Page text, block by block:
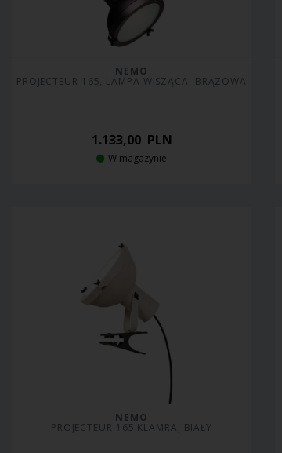
NEMO
PROJECTEUR 165, LAMPA WISZĄCA, BRĄZOWA
1.133,00PLN
W magazynie
NEMO
PROJECTEUR 165 KLAMRA, BIAŁY